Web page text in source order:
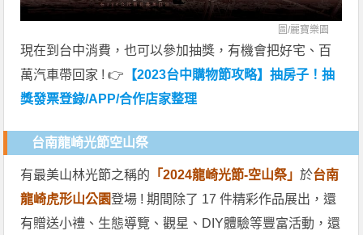
圖/麗寶樂園
現在到台中消費，也可以參加抽獎，有機會把好宅、百
萬汽車帶回家 ! 👉 【2023台中購物節攻略】抽房子！抽
獎發票登錄/APP/合作店家整理
台南龍崎光節空山祭
有最美山林光節之稱的 「2024龍崎光節-空山祭」於台南
龍崎虎形山公園登場 ! 期間除了 17 件精彩作品展出，還
有贈送小禮、生態導覽、觀星、DIY體驗等豐富活動，還